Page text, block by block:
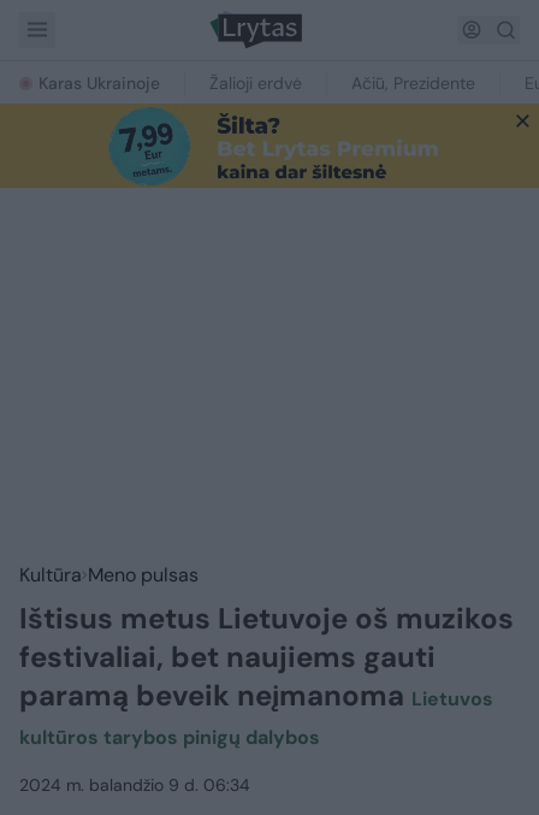
Karas Ukrainoje Žalioji erdvė Ačiū, Prezidente
Kultūra Meno pulsas
Ištisus metus Lietuvoje oš muzikos
festivaliai, bet naujiems gauti
paramą beveik neįmanoma Lietuvos
kultūros tarybos pinigų dalybos
2024 m. balandžio 9 d. 06:34